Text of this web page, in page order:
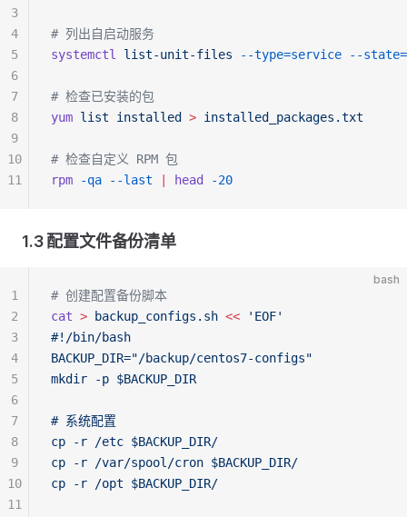
# 列出自启动服务
systemctl
list-unit-files --type=service --
# 检查已安装的包
yum list installed > installed_packages.txt
# 检查自定义 RPM 包
rpm -qa --last head -20
3
4
5
6
7
8
9
10
11
1.3 配置文件备份清单
bash
# 创建配置备份脚本
cat > backup_configs.sh << 'EOF'
#!/bin/bash
BACKUP_DIR="/backup/centos7-configs"
mkdir -p $BACKUP_DIR
# 系统配置
cp -r /etc $BACKUP_DIR/
cp -r /var/spool/cron $BACKUP_DIR/
cp -r /opt $BACKUP_DIR/
1
2
3
4
5
6
7
8
9
10
11